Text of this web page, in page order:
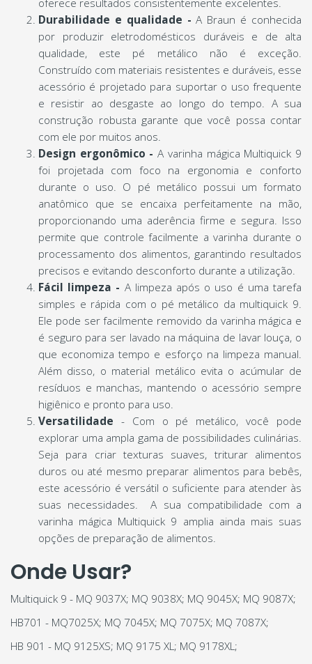
oferece resultados consistentemente excelentes.
Durabilidade e qualidade - A Braun é conhecida
por produzir eletrodomésticos duráveis e de alta
qualidade, este pé metálico não é exceção.
Construído com materiais resistentes e duráveis, esse
acessório é projetado para suportar o uso frequente
e resistir ao desgaste ao longo do tempo. A sua
construção robusta garante que você possa contar
com ele por muitos anos.
Design ergonômico - A varinha mágica Multiquick 9
foi projetada com foco na ergonomia e conforto
durante o uso. O pé metálico possui um formato
anatômico que se encaixa perfeitamente na mão,
proporcionando uma aderência firme e segura. Isso
permite que controle facilmente a varinha durante o
processamento dos alimentos, garantindo resultados
precisos e evitando desconforto durante a utilização.
Fácil limpeza - A limpeza após o uso é uma tarefa
simples e rápida com o pé metálico da multiquick 9.
Ele pode ser facilmente removido da varinha mágica e
é seguro para ser lavado na máquina de lavar louça, o
que economiza tempo e esforço na limpeza manual.
Além disso, o material metálico evita o acúmular de
resíduos e manchas, mantendo o acessório sempre
higiênico e pronto para uso.
Versatilidade - Com o pé metálico, você pode
explorar uma ampla gama de possibilidades culinárias.
Seja para criar texturas suaves, triturar alimentos
duros ou até mesmo preparar alimentos para bebês,
este acessório é versátil o suficiente para atender às
suas necessidades. A sua compatibilidade com a
varinha mágica Multiquick 9 amplia ainda mais suas
opções de preparação de alimentos.
Onde Usar?
Multiquick 9 - MQ 9037X; MQ 9038X; MQ 9045X; MQ 9087X;
HB701 - MQ7025X; MQ 7045X; MQ 7075X; MQ 7087X;
HB 901 - MQ 9125XS; MQ 9175 XL; MQ 9178XL;